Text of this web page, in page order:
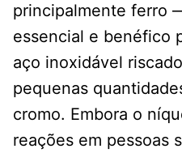
principalmente ferro
essencial e benéfico
aço inoxidável
pequenas
cromo. Embora o
reações em pessoas